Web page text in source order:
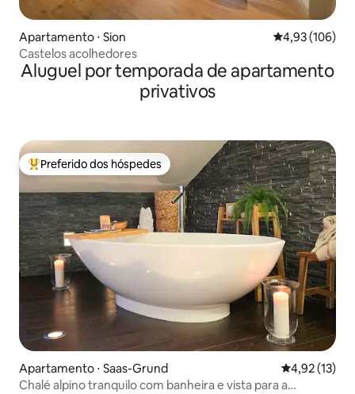
Apartamento ⋅ Sion 4,93 de uma
4,93 (106)
Castelos acolhedores
Aluguel por temporada de apartamento
privativos
Entre os melhores preferidos dos hóspedes
Preferido dos hóspedes
Apartamento ⋅ Saas-Grund 4,92 de uma
4,92 (13)
Chalé alpino tranquilo com banheira e vista para a